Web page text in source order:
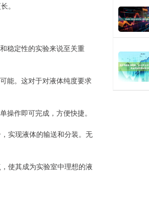
。
稳定性的实验来说至关重
能。这对于对液体纯度要求
作即可完成，方便快捷。
实现液体的输送和分装。无
使其成为实验室中理想的液